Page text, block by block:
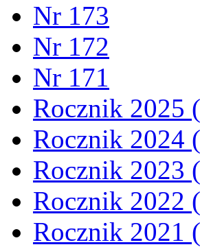
Nr 173
Nr 172
Nr 171
Rocznik 2025
Rocznik 2024
Rocznik 2023
Rocznik 2022
Rocznik 2021